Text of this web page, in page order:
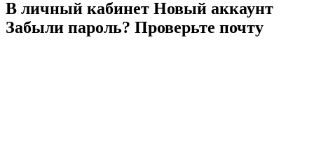
В личный кабинет Новый аккаунт
Забыли пароль? Проверьте почту